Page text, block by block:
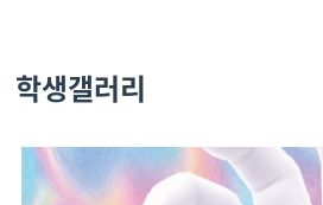
학생갤러리